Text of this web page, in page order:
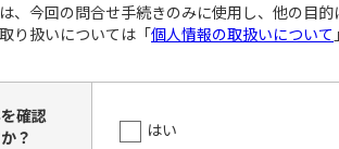
、今回の問合せ手続きのみに使用し、他の目的
り扱いについては「個人情報の取扱いについて
確認
？
はい